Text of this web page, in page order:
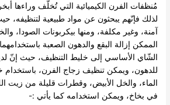
مُنظفات الفرن الكيميائية التي تُخلّف وراءها
لذلك فإنّهم يبحثون عن مواد طبيعية لتنظيفه،
آمنة، وغير مكلفة، ومنها بيكربونات الصودا،
الممكن إزالة البقع والدهون الصعبة
الشّاي الأساسي إلى خليط التنظيف، حيث إنّ
للدهون، ويمكن تنظيف زجاج الفرن،
الماء، والخل الأبيض، وقطرات قليلة من زيت
في بخاخ، ويمكن استخدامه كما يأتي :-